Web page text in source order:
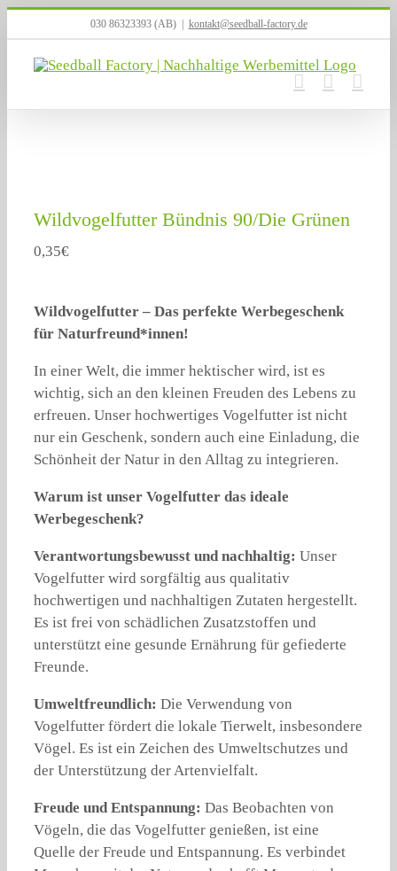
Inhalt
springen
030 86323393 (AB) kontakt@seedball-factory.de
Wildvogelfutter Bündnis 90/Die Grünen
0,35€
Wildvogelfutter – Das perfekte Werbegeschenk
für Naturfreund*innen!
In einer Welt, die immer hektischer wird, ist es
wichtig, sich an den kleinen Freuden des Lebens zu
erfreuen. Unser hochwertiges Vogelfutter ist nicht
nur ein Geschenk, sondern auch eine Einladung, die
Schönheit der Natur in den Alltag zu integrieren.
Warum ist unser Vogelfutter das ideale
Werbegeschenk?
Verantwortungsbewusst und nachhaltig: Unser
Vogelfutter wird sorgfältig aus qualitativ
hochwertigen und nachhaltigen Zutaten hergestellt.
Es ist frei von schädlichen Zusatzstoffen und
unterstützt eine gesunde Ernährung für gefiederte
Freunde.
Umweltfreundlich: Die Verwendung von
Vogelfutter fördert die lokale Tierwelt, insbesondere
Vögel. Es ist ein Zeichen des Umweltschutzes und
der Unterstützung der Artenvielfalt.
Freude und Entspannung: Das Beobachten von
Vögeln, die das Vogelfutter genießen, ist eine
Quelle der Freude und Entspannung. Es verbindet